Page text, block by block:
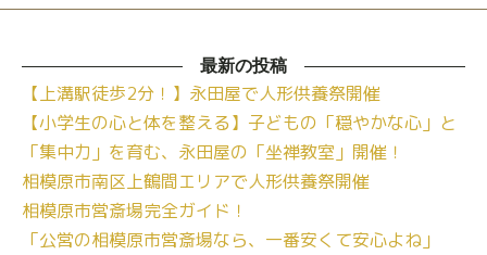
最新の投稿
【上溝駅徒歩2分！】永田屋で人形供養祭開催
【小学生の心と体を整える】子どもの「穏やかな心」と
「集中力」を育む、永田屋の「坐禅教室」開催！
相模原市南区上鶴間エリアで人形供養祭開催
相模原市営斎場完全ガイド！
「公営の相模原市営斎場なら、一番安くて安心よね」